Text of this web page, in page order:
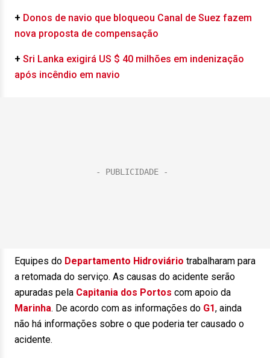
+ Donos de navio que bloqueou Canal de Suez fazem
nova proposta de compensação
+ Sri Lanka exigirá US $ 40 milhões em indenização
após incêndio em navio
Equipes do Departamento Hidroviário trabalharam para
a retomada do serviço. As causas do acidente serão
apuradas pela Capitania dos Portos com apoio da
Marinha. De acordo com as informações do G1, ainda
não há informações sobre o que poderia ter causado o
acidente.